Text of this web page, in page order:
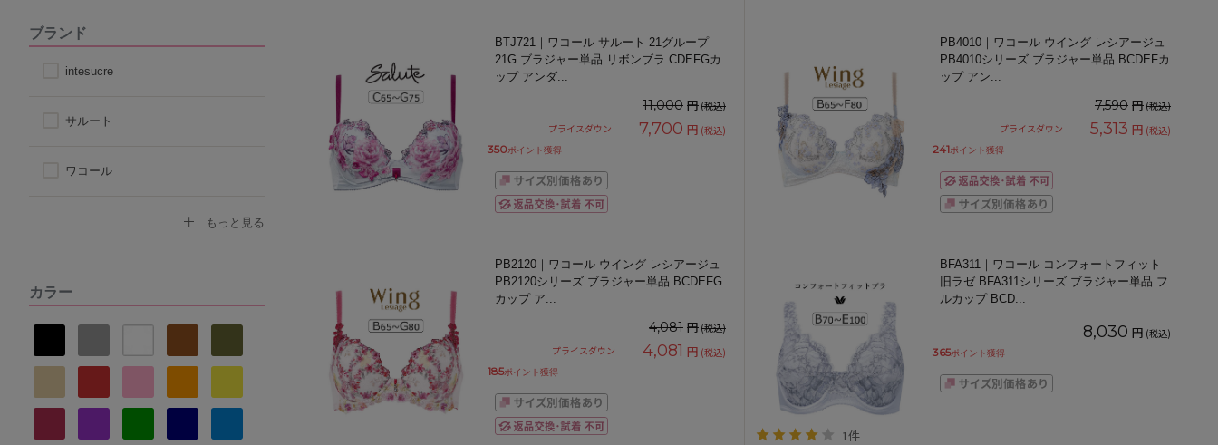
ブランド
intesucre
サルート
ワコール
ナルエー
もっと見る
カラー
BTJ721｜ワコール サルート 21グループ
21G ブラジャー単品 リボンブラ CDEFGカ
ップ アンダ...
11,000 円(税込)
プライスダウン
7,700 円 (税込)
350ポイント獲得
PB4010｜ワコール ウイング レシアージュ
PB4010シリーズ ブラジャー単品 BCDEFカ
ップ アン...
7,590 円(税込)
プライスダウン
5,313 円 (税込)
241ポイント獲得
PB2120｜ワコール ウイング レシアージュ
PB2120シリーズ ブラジャー単品 BCDEFG
カップ ア...
4,081 円(税込)
プライスダウン
4,081 円 (税込)
185ポイント獲得
BFA311｜ワコール コンフォートフィット
旧ラゼ BFA311シリーズ ブラジャー単品 フ
ルカップ BCD...
1件
8,030 円 (税込)
365ポイント獲得